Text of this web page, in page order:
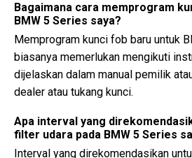
Bagaimana cara memprogram
BMW 5 Series saya?
Memprogram kunci fob baru untuk
biasanya memerlukan mengikuti
dijelaskan dalam manual pemilik
dealer atau tukang kunci.
Apa interval yang
filter udara pada BMW 5 Series
Interval yang direkomendasikan